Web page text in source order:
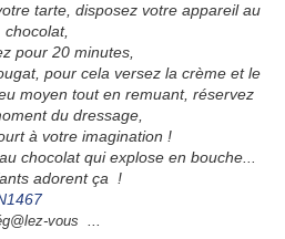
tarte, disposez votre appareil au
chocolat,
pour 20 minutes,
pour cela versez la crème et le
moyen tout en remuant, réservez
du dressage,
à votre imagination !
chocolat qui explose en bouche...
adorent ça !
vous